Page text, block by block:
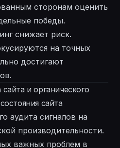
сторонам оценить
победы.
снижает риск.
на точных
достигают
и органического
сайта
аудита сигналов на
производительности.
важных проблем в